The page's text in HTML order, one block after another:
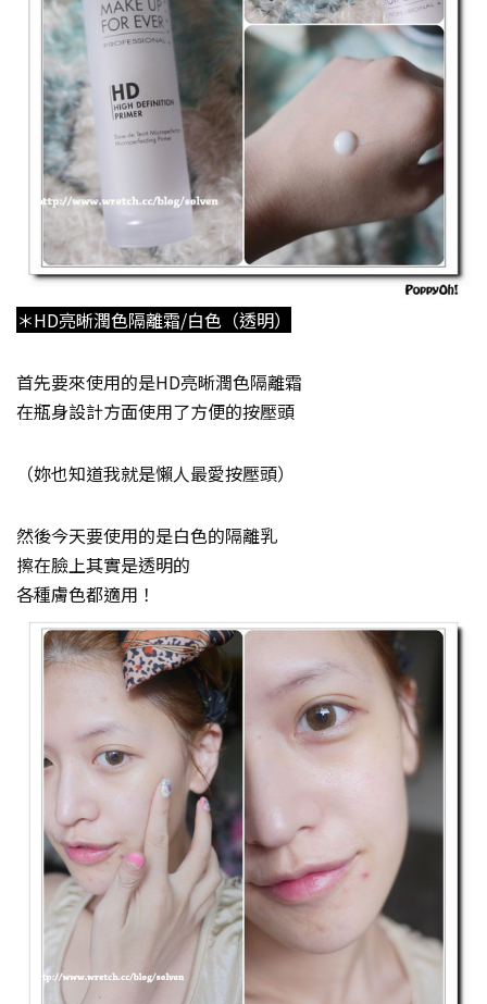
＊HD亮晰潤色隔離霜/白色（透明）
首先要來使用的是HD亮晰潤色隔離霜
在瓶身設計方面使用了方便的按壓頭
（妳也知道我就是懶人最愛按壓頭）
然後今天要使用的是白色的隔離乳
擦在臉上其實是透明的
各種膚色都適用！